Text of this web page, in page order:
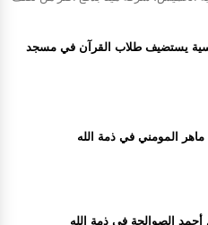
يستضيف طلاب القرآن في مسجد
ماهر المومني في ذمة الله
أحمد الصوالحة في ذمة الله